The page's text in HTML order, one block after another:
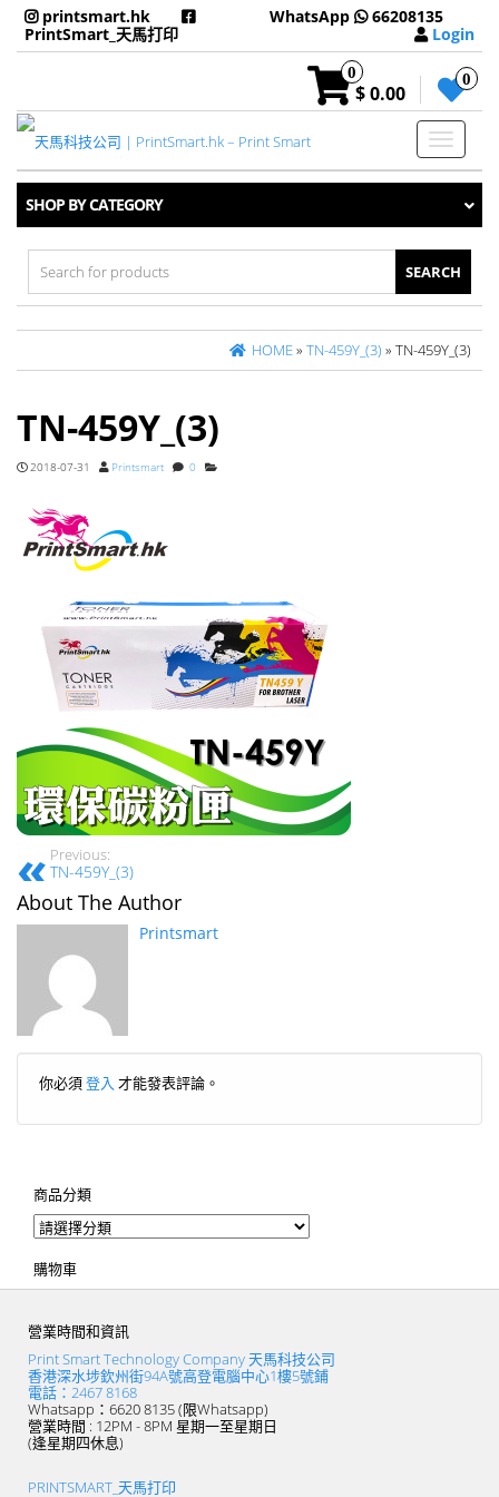
printsmart.hk
PrintSmart_天馬打印
WhatsApp
66208135
Login
0
$ 0.00
0
Toggle
SHOP BY CATEGORY
Search
for:
HOME» TN-459Y_(3) » TN-459Y_(3)
TN-459Y_(3)
2018-07-31 Printsmart 0
Previous:
TN-459Y_(3)
About The Author
Printsmart
你必須登入 才能發表評論。
商品分類
購物車
營業時間和資訊
Print Smart Technology Company 天馬科技公司
香港深水埗欽州街94A號高登電腦中心1樓5號鋪
電話：2467 8168
Whatsapp：6620 8135 (限Whatsapp)
營業時間 : 12PM - 8PM 星期一至星期日
(逢星期四休息)
PRINTSMART_天馬打印